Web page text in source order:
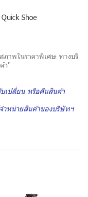
Shoe
าพในราคาพิเศษ ทางบริ
า"
บเปลี่ยน หรือคืนสินค้า
ำหน่ายสินค้าของบริษัทฯ